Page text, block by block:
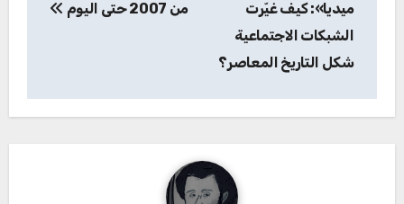
ميديا»: كيف غيّرت
الشبكات الاجتماعية
شكل التاريخ المعاصر؟
من 2007 حتى اليوم